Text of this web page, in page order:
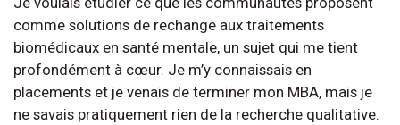
comme solutions de rechange aux traitements
biomédicaux en santé mentale, un sujet qui me tient
profondément à cœur. Je m’y connaissais en
placements et je venais de terminer mon MBA, mais je
ne savais pratiquement rien de la recherche qualitative.